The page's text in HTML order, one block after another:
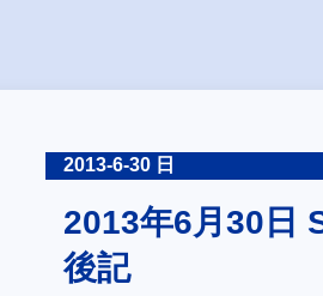
2013-6-30 日
2013年6月30日
後記